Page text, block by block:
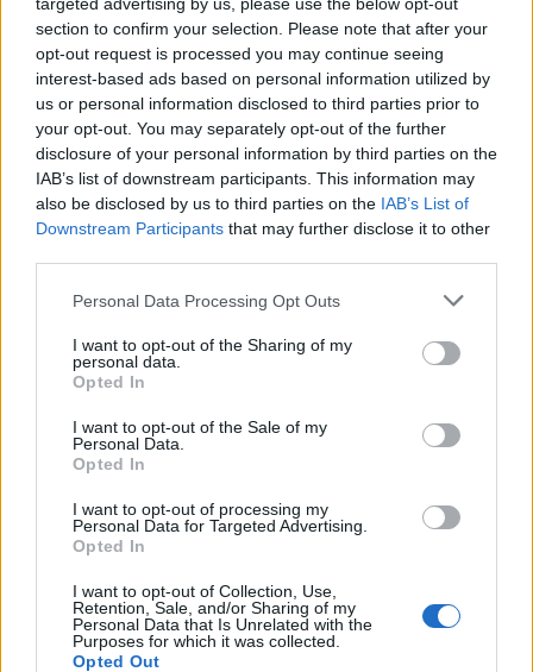
section to confirm your selection. Please note that after your
opt-out request is processed you may continue seeing
interest-based ads based on personal information utilized by
us or personal information disclosed to third parties prior to
your opt-out. You may separately opt-out of the further
disclosure of your personal information by third parties on the
IAB’s list of downstream participants. This information may
also be disclosed by us to third parties on the IAB’s List of
Downstream Participants that may further disclose it to other
Personal Data Processing Opt Outs
I want to opt-out of the Sharing of my
personal data.
Opted In
I want to opt-out of the Sale of my
Personal Data.
Opted In
I want to opt-out of processing my
Personal Data for Targeted Advertising.
Opted In
I want to opt-out of Collection, Use,
Retention, Sale, and/or Sharing of my
Personal Data that Is Unrelated with the
Purposes for which it was collected.
Opted Out
10 März 2026
Vader99
Meister eines Forums
Hi, wir "Mussdassein" hätten noch Platz und wären auch
bereit einen schwächeren Spieler durch zu ziehen und
gemeinsam Spass zu haben. Vorraussetzung bei uns ist
Mindestalter 25, da geht kein Weg drann vorbei, gute
wir wollen keinen Stress in der CO. sonst is alles erlaubt,
bist, wird auch niemand was sagen, jeder ist hilfsbereit bei
uns, falls Du noch nichts hast, meld Dich mal Ingame bei:
sag denen bescheid, dass sich da vielleicht jemand melden
wird. Viel Spass noch
PS: Unser Discord heisst Keksiport
12 März 2026
Blume79
Forenanwärter